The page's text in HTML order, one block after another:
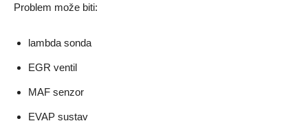
Problem može biti:
lambda sonda
EGR ventil
MAF senzor
EVAP sustav